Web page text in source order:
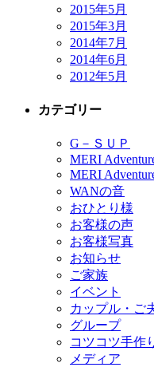
2015年5月
2015年3月
2014年7月
2014年6月
2012年5月
カテゴリー
G－ＳＵＰ
MERI
MERI
WANの音
おひとり様
お客様の声
お客様写真
お知らせ
ご家族
イベント
カップル・ご
グループ
コツコツ手作
メディア